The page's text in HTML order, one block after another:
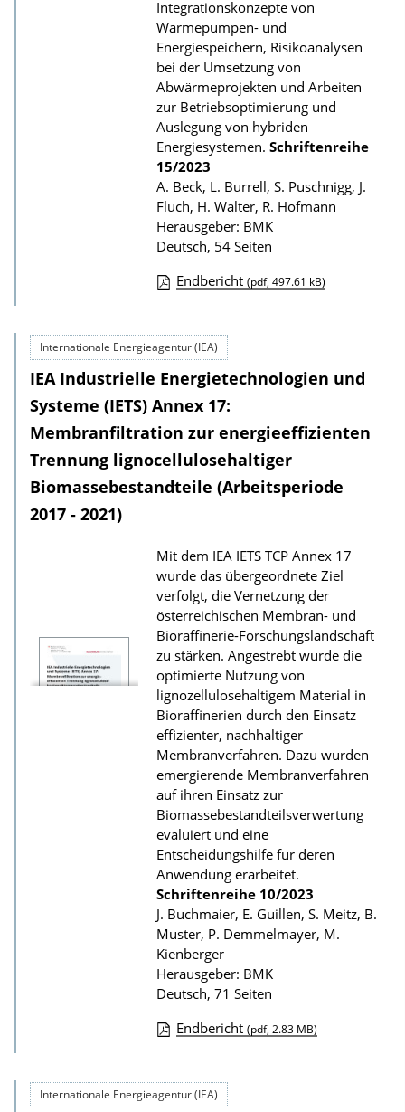
l
i
k
a
t
i
o
n
Integrationskonzepte von
Wärmepumpen- und
Energiespeichern, Risikoanalysen
bei der Umsetzung von
Abwärmeprojekten und Arbeiten
zur Betriebsoptimierung und
Auslegung von hybriden
Energiesystemen. Schriftenreihe
15/2023
A. Beck, L. Burrell, S. Puschnigg, J.
Fluch, H. Walter, R. Hofmann
Herausgeber: BMK
Deutsch, 54 Seiten
w
n
l
o
a
d
u
r
P
u
b
l
i
k
a
t
i
o
n
Endbericht (pdf, 497.61 kB)
Internationale Energieagentur (IEA)
IEA Industrielle Energietechnologien und
Systeme (IETS) Annex 17:
Membranfiltration zur energieeffizienten
Trennung lignocellulosehaltiger
Biomassebestandteile (Arbeitsperiode
2017 - 2021)
Mit dem IEA IETS TCP Annex 17
wurde das übergeordnete Ziel
verfolgt, die Vernetzung der
österreichischen Membran- und
Bioraffinerie-Forschungslandschaft
zu stärken. Angestrebt wurde die
optimierte Nutzung von
lignozellulosehaltigem Material in
Bioraffinerien durch den Einsatz
effizienter, nachhaltiger
Membranverfahren. Dazu wurden
emergierende Membranverfahren
auf ihren Einsatz zur
Biomassebestandteilsverwertung
evaluiert und eine
Entscheidungshilfe für deren
Anwendung erarbeitet.
Schriftenreihe 10/2023
J. Buchmaier, E. Guillen, S. Meitz, B.
Muster, P. Demmelmayer, M.
Kienberger
Herausgeber: BMK
Deutsch, 71 Seiten
w
Endbericht (pdf, 2.83 MB)
Internationale Energieagentur (IEA)